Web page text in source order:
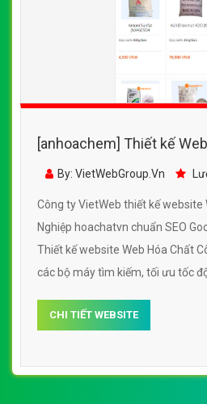
[anhoachem] Thiết kế
Chất Công Nghiệp -
By: VietWebGroup.Vn
Công ty VietWeb thiết kế website
Nghiệp hoachatvn chuẩn SEO
Thiết kế website Web Hóa Chất
các bộ máy tìm kiếm, tối ưu tốc
Hóa Chất Công Nghiệp hoachatvn
CHI TIẾT WEBSITE